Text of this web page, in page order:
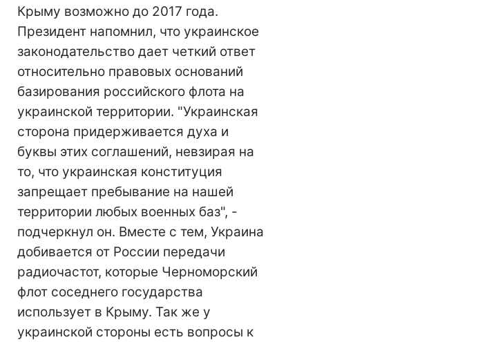
Крыму возможно до 2017 года.
Президент напомнил, что украинское
законодательство дает четкий ответ
относительно правовых оснований
базирования российского флота на
украинской территории. "Украинская
сторона придерживается духа и
буквы этих соглашений, невзирая на
то, что украинская конституция
запрещает пребывание на нашей
территории любых военных баз", -
подчеркнул он. Вместе с тем, Украина
добивается от России передачи
радиочастот, которые Черноморский
флот соседнего государства
использует в Крыму. Так же у
украинской стороны есть вопросы к